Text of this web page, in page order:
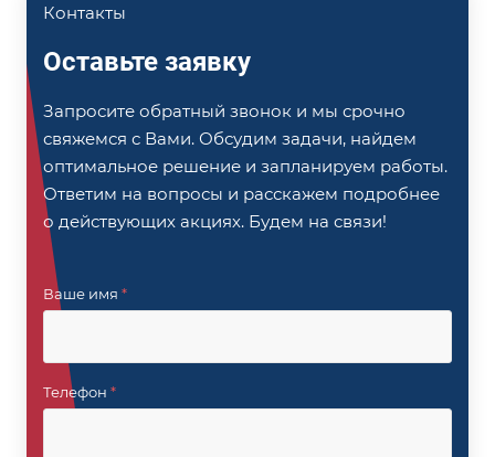
Контакты
Оставьте заявку
Запросите обратный звонок и мы срочно
свяжемся с Вами. Обсудим задачи, найдем
оптимальное решение и запланируем работы.
Ответим на вопросы и расскажем подробнее
о действующих акциях. Будем на связи!
Ваше имя *
Телефон *